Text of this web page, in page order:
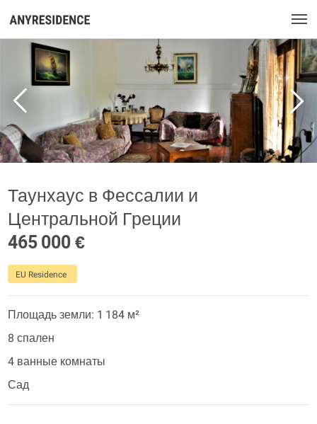
Таунхаус в Фессалии и
Центральной Греции
465 000 €
EU Residence
Площадь земли: 1 184 м²
8 спален
4 ванные комнаты
Сад